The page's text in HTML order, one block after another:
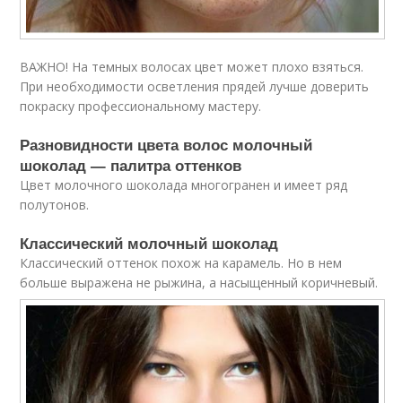
ВАЖНО! На темных волосах цвет может плохо взяться.
При необходимости осветления прядей лучше доверить
покраску профессиональному мастеру.
Разновидности цвета волос молочный
шоколад — палитра оттенков
Цвет молочного шоколада многогранен и имеет ряд
полутонов.
Классический молочный шоколад
Классический оттенок похож на карамель. Но в нем
больше выражена не рыжина, а насыщенный коричневый.